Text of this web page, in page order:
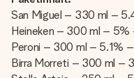
San Miguel – 330 ml –
Heineken – 300 ml – 5%
Peroni – 300 ml – 5.1%
Birra Morreti – 300 ml –